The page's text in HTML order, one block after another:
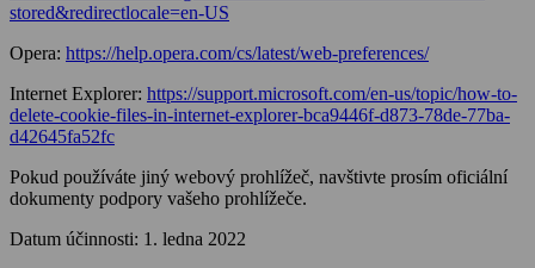
stored&redirectlocale=en-US
Opera: https://help.opera.com/cs/latest/web-preferences/
Internet Explorer: https://support.microsoft.com/en-us/topic/how-to-
delete-cookie-files-in-internet-explorer-bca9446f-d873-78de-77ba-
d42645fa52fc
Pokud používáte jiný webový prohlížeč, navštivte prosím oficiální
dokumenty podpory vašeho prohlížeče.
Datum účinnosti: 1. ledna 2022